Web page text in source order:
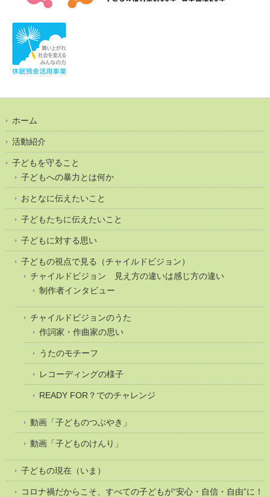
ホーム
活動紹介
子どもを守ること
子どもへの暴力とは何か
おとなに伝えたいこと
子どもたちに伝えたいこと
子どもに対する思い
子どもの視点で見る（チャイルドビジョン）
チャイルドビジョン 見え方の違いは感じ方の違い
制作者インタビュー
チャイルドビジョンのうた
作詞家・作曲家の思い
うたのモチーフ
レコーディングの様子
READY FOR？でのチャレンジ
動画「子どものつぶやき」
動画「子どものけんり」
子どもの現在（いま）
コロナ禍だからこそ、すべての子どもが“安心・自信・自由”に！